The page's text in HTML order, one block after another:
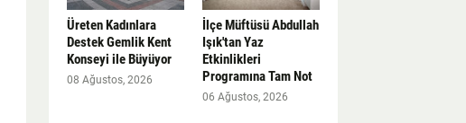
Üreten Kadınlara
Destek Gemlik Kent
Konseyi ile Büyüyor
08 Ağustos, 2026
İlçe Müftüsü Abdullah
Işık'tan Yaz
Etkinlikleri
Programına Tam Not
06 Ağustos, 2026